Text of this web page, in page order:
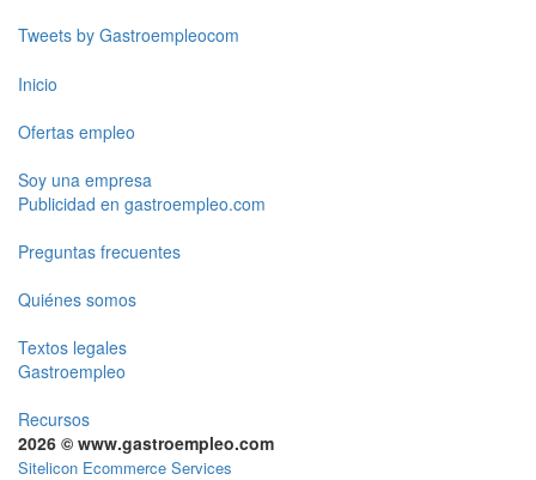
Tweets by Gastroempleocom
Inicio
Ofertas empleo
Soy una empresa
Publicidad en gastroempleo.com
Preguntas frecuentes
Quiénes somos
Textos legales
Gastroempleo
Recursos
2026 © www.gastroempleo.com
Sitelicon Ecommerce Services